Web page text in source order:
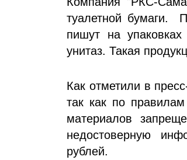
туалетной бумаги.
пишут на
унитаз. Такая
Как отметили в
так как по
материалов
недостоверную
рублей.